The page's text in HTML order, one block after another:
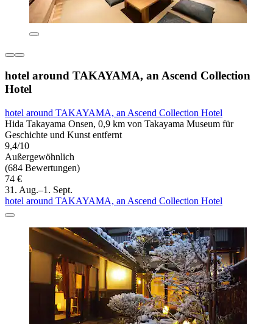
hotel around TAKAYAMA, an Ascend Collection
Hotel
hotel around TAKAYAMA, an Ascend Collection Hotel
Hida Takayama Onsen, 0,9 km von Takayama Museum für
Geschichte und Kunst entfernt
9,4/10
Außergewöhnlich
(684 Bewertungen)
74 €
31. Aug.–1. Sept.
hotel around TAKAYAMA, an Ascend Collection Hotel